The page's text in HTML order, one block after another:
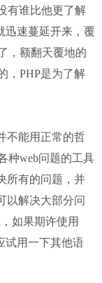
有谁比他更了解
迅速蔓延开来，覆
，额翻天覆地的
，PHP是为了解
不能用正常的哲
种web问题的工具
所有的问题，并
以解决大部分问
如果期许使用
试用一下其他语